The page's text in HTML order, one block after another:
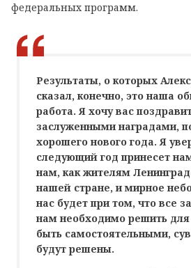
федеральных программ.
Результаты, о которых
сказал, конечно, это наша
работа. Я хочу вас
заслуженными наградами,
хорошего нового года. Я
следующий год принесет
нам, как жителям
нашей стране, и мирное
нас будет при том, что все
нам необходимо решить для
быть самостоятельными,
будут решены.